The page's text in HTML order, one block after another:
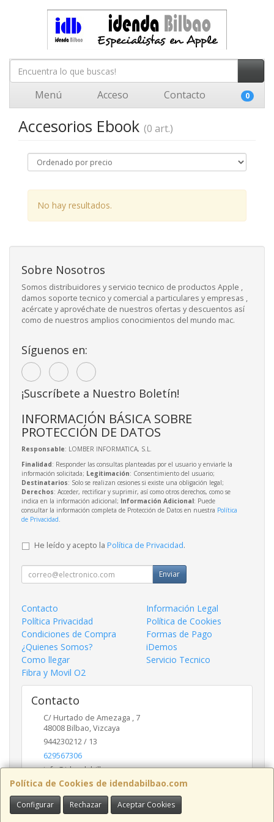
Menú Acceso Contacto 0
Accesorios Ebook (0 art.)
No hay resultados.
Política de Cookies de idendabilbao.com
Configurar Rechazar Aceptar Cookies
Sobre Nosotros
Somos distribuidores y servicio tecnico de productos Apple ,
damos soporte tecnico y comercial a particulares y empresas ,
acércate y aprovéchate de nuestros ofertas y descuentos así
como de nuestros amplios conocimientos del mundo mac.
Síguenos en:
¡Suscríbete a Nuestro Boletín!
INFORMACIÓN BÁSICA SOBRE
PROTECCIÓN DE DATOS
Responsable: LOMBER INFORMATICA, S.L.
Finalidad: Responder las consultas planteadas por el usuario y enviarle la
información solicitada; Legitimación: Consentimiento del usuario;
Destinatarios: Solo se realizan cesiones si existe una obligación legal;
Derechos: Acceder, rectificar y suprimir, así como otros derechos, como se
indica en la información adicional; Información Adicional: Puede
consultar la información completa de Protección de Datos en nuestra Política
de Privacidad.
He leído y acepto la Política de Privacidad.
Enviar
Contacto
Información Legal
Política Privacidad
Política de Cookies
Condiciones de Compra
Formas de Pago
¿Quienes Somos?
iDemos
Como llegar
Servicio Tecnico
Fibra y Movil O2
Contacto
C/ Hurtado de Amezaga , 7
48008 Bilbao,Vizcaya
944230212 / 13
629567306
info@idendabilbao.com
Horario